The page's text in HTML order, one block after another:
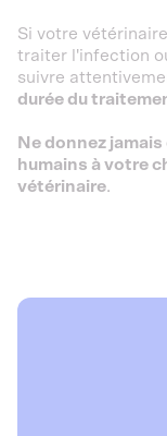
Si votre
traiter l'infection
suivre
durée du
Ne donnez
humains à votre
vétérinaire.